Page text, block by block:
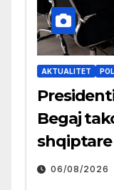
AKTUALITET
Begaj
06/08/2026